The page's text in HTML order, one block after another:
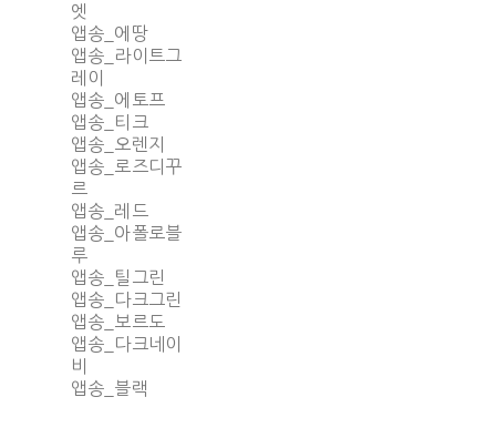
엣
앱송_에땅
앱송_라이트그
레이
앱송_에토프
앱송_티크
앱송_오렌지
앱송_로즈디꾸
르
앱송_레드
앱송_아폴로블
루
앱송_틸그린
앱송_다크그린
앱송_보르도
앱송_다크네이
비
앱송_블랙